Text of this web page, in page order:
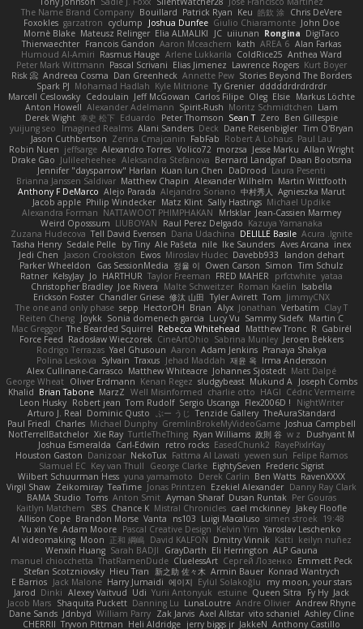
The Name Brand Company Bouillard Patrick Ryan Keu 皓欽 涂 Chris DeVere
Foxokles garzatron cyclump Joshua Dunfee Giulio Chiaramonte John Doe
Mornè Blake Mateusz Relinger Elia ALMALIKI JC uiiunan Rongina DigiTaco
Thierwaechter Francois Gandon Aaron Mceachern kath AREA 6 Alan Farkas
Humoud Al-Amiri Rasmus Hauge Arlene Lukkarila ColdRice25 Anthea Ward
Peter Mark Wittmann Pascal Scrivani Elias Jimenez Lawrence Rogers Kurt Boyer
Risk 📀 Andreea Cosma Dan Greenheck Annette Pew Stories Beyond The Borders
Spark PJ Mohamad Hadlah Kyle Mitrione Ty Grenier dddddrdrdrdrdr
Marcell Ceslowsky Cedoulain Jeff McGowan Carlos Filipe Oleg Elsie Markus Löchte
Anton Howell Alexander Adelmann Spirit-Rush Moritz Schmidtchen Liam
Derek Wight 幸史 松下 Eduardo Peter Thomson Sean T Zero Ben Gillespie
yuijung seo
Imagined Realms Alani Sanders Deck Dane Reisenbigler Tim O'Bryan
Jason Cuthbertson Zerina Cmajcanin FabFab Robert A Lohaus Paul Lau
Robin Nuen jeffsarge Alexandro Torres Volico72 morzsa Jesse Marku Allan Wright
Drake Gao Julileeheehee Aleksandra Stefanova Bernard Landgraf Daan Bootsma
Jennifer "daysparrow" Harlan Kuan lun Chen DaDrood Laura Pesenti
Brianna Janssen Saldivar Matthew Chapin Alexander Wilhelm Martin Wittfooth
Anthony F DeMarco Alejo Parada Alejandro Soriano 中村秀人
Agnieszka Marut
Jacob apple Philip Windecker Matz Klint Sally Hastings Michael Updike
Alexandra Forman NATTAWOOT PHIMPHAKAN MrIsklar Jean-Cassien Marmey
Weird Oposssum LIUBOYAN Raul Perez Delgado Kazuya Yamanaka
Zuzana Hudecova Tell David Evensen Daria Udachina DELILLE Basile Acura .Ignite
Tasha Henry Sedale Pelle by Tiny Ale Pašeta nile Ike Saunders Aves Arcana inex
Jedi Chen
Jaxson Crookston Ewos Miroslav Hudec Davebb933
landon dehart
Parker Wheeldon
Gas SessionMedia 정율 이 Owen Carson Simon Tim Schulz
Ratner KelsyJay Jo HARTHUR Taylor Freeman FRED MAHER prfctwhite yataa
Christopher Bradley Joe Rivera Malte Schweitzer Roman Kaelin Isabella
Erickson Foster Chandler Griese 修汰 山田 Tyler Avirett Tom JimmyCNX
The one and only phase sepp HectorOH Brian Alyx Jonathan Verbatim Clay T
Reiten Cheng Joykk Sonia domenech garcia Lucy Vu Sammy Sidefx Martin C
Mac Greggor The Bearded Squirrel Rebecca Whitehead Matthew Tronc R Gabirél
Force Feed Radosław Wieczorek CineArtOhio Sabrina Munley Jeroen Bekkers
Rodrigo Terrazas Yael Ghusoun Aaron Adam Jenkins Pranaya Shakya
Polina Leskova Sylvain Traxus Jehad Maddah 재윤 옥 Irma Andersson
Alex Cullinane-Carrasco Matthew Whiteacre Johannes Sjöstedt Matt Dalpé
George Wheat Oliver Erdmann Kenan Regez sludgybeast Mukund A Joseph Combs
Khalid Brian Tabone MarzZ Well Misinformed charlie otto HAGI Cédric Vermeirre
Leon Husky Robert jean Tom Rudolf Sergio Uscanga Flex2006D !
NightWriter
Arturo J. Real Dominic Qusto ぶー うじ Tenzide Gallery TheAuraStandard
Paul Friedl Charles Michael Dunphy GremlinBrokeMyVideoGame Joshua Campbell
NotTerrellBatchelor Xie Ray TurtleTheThing Ryan Williams 政則 谷 w z
Dushyant M
Joshua Esmeralda Carl-Edwin retro rocks EasedChunk2 RayePixlrKay
Houston Gaston Danizoar NekoTux Fattma Al Lawati yewen sun Felipe Ramos
Slamuel EC Key van Thull George Clarke EightySeven Frederic Sigrist
Wilbert Schuurman Hess yuna yamamoto Derek Carlin Ben Watts RavenXXXX
Virgil Shaw Zeikomiray TeaTime Jonas Printzen Ezekiel Alexander Danny Ray Clark
BAMA Studio Toms Anton Smit Ayman Sharaf Dusan Runtak Per Gouras
Kaitlyn Matchem
SBS Chance K Mistral Chronicles cael mckinney Jakey Floofle
Allison Cope Brandon Morse Vanta ns103 Luigi Macaluso simen stroek 19:48
Yu xin Ye Adam Moore Pascal Creative Design Kelvin Yim Yaroslav Leschenko
AI videomaking Moon 正和 綱嶋 David KALFON Dmitry Vinnik Katti keilyn nuñez
Wenxin Huang Sarah BADJI GrayDarth Eli Herrington ALP Gauna
manuel chiocchetta ThatRamenDude CluelessArt Cергей Лозенко Emmett Peck
Stefan Scotzniovsky Hieu Tran 新之助 佐々木 Armin Bauer Konrad Wantrych
E Barrios Jack Malone Harry Jumaidi 에이지 Eylül Solakoğlu
my moon, your stars
Jarod Dinki Alexey Vaitvud Udi Yurii Antonyuk estuine Queen Sitra Fy Hy Jack
Jacob Mars Shaquita Puckett Danning Lu LunaLoutre Andre Olivier Andrew Rhyne
Dane Sands Jdnbyd William Parry Zak Jarvis Axel Allstar vito schaniel Ashley Cline
CHERRII Tryvon Pittman Heli Aldridge jerry biggs jr JakkeN Anthony Castillo